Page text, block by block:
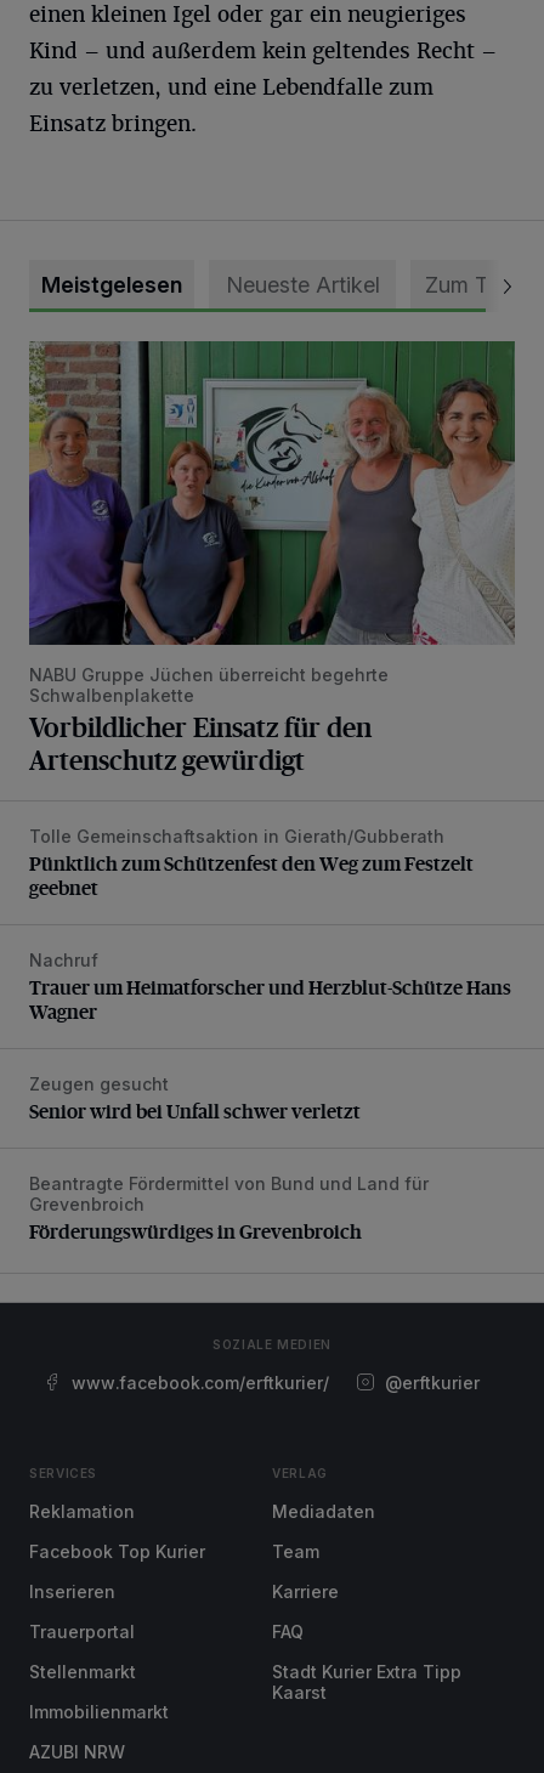
einen kleinen Igel oder gar ein neugieriges
Kind – und außerdem kein geltendes Recht –
zu verletzen, und eine Lebendfalle zum
Einsatz bringen.
Meistgelesen Neueste Artikel Zum Thema
Vorbildlicher Einsatz für den Artenschutz gewürdigt
NABU Gruppe Jüchen überreicht begehrte
Schwalbenplakette
Vorbildlicher Einsatz für den
Artenschutz gewürdigt
Pünktlich zum Schützenfest den Weg zum Festzelt
Tolle Gemeinschaftsaktion in Gierath/Gubberath
Pünktlich zum Schützenfest den Weg zum Festzelt
geebnet
Trauer um Heimatforscher und Herzblut-Schütze Hans
Nachruf
Trauer um Heimatforscher und Herzblut-Schütze Hans
Wagner
Senior wird bei Unfall schwer verletzt
Zeugen gesucht
Senior wird bei Unfall schwer verletzt
Förderungswürdiges in Grevenbroich
Beantragte Fördermittel von Bund und Land für
Grevenbroich
Förderungswürdiges in Grevenbroich
SOZIALE MEDIEN
www.facebook.com/erftkurier/ @erftkurier
SERVICES
Reklamation
Facebook Top Kurier
Inserieren
Trauerportal
Stellenmarkt
Immobilienmarkt
AZUBI NRW
VERLAG
Mediadaten
Team
Karriere
FAQ
Stadt Kurier Extra Tipp
Kaarst